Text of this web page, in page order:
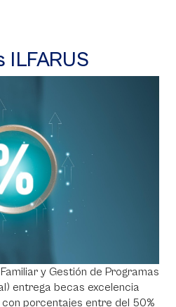
ILFARUS
y Gestión de Programas
entrega becas excelencia
porcentajes entre del 50%